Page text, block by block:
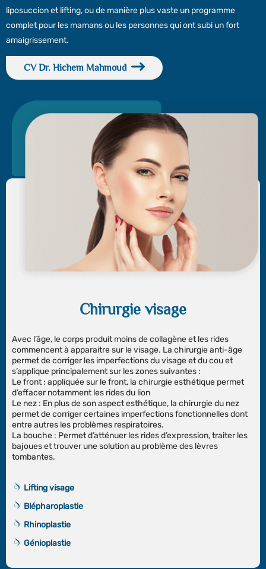
liposuccion et lifting, ou de manière plus vaste un programme
complet pour les mamans ou les personnes qui ont subi un fort
amaigrissement.
CV Dr. Hichem Mahmoud
Chirurgie visage
Avec l’âge, le corps produit moins de collagène et les rides
commencent à apparaitre sur le visage. La chirurgie anti-âge
permet de corriger les imperfections du visage et du cou et
s’applique principalement sur les zones suivantes :
Le front : appliquée sur le front, la chirurgie esthétique permet
d’effacer notamment les rides du lion
Le nez : En plus de son aspect esthétique, la chirurgie du nez
permet de corriger certaines imperfections fonctionnelles dont
entre autres les problèmes respiratoires.
La bouche : Permet d’atténuer les rides d’expression, traiter les
bajoues et trouver une solution au problème des lèvres
tombantes.
Lifting visage
Blépharoplastie
Rhinoplastie
Génioplastie